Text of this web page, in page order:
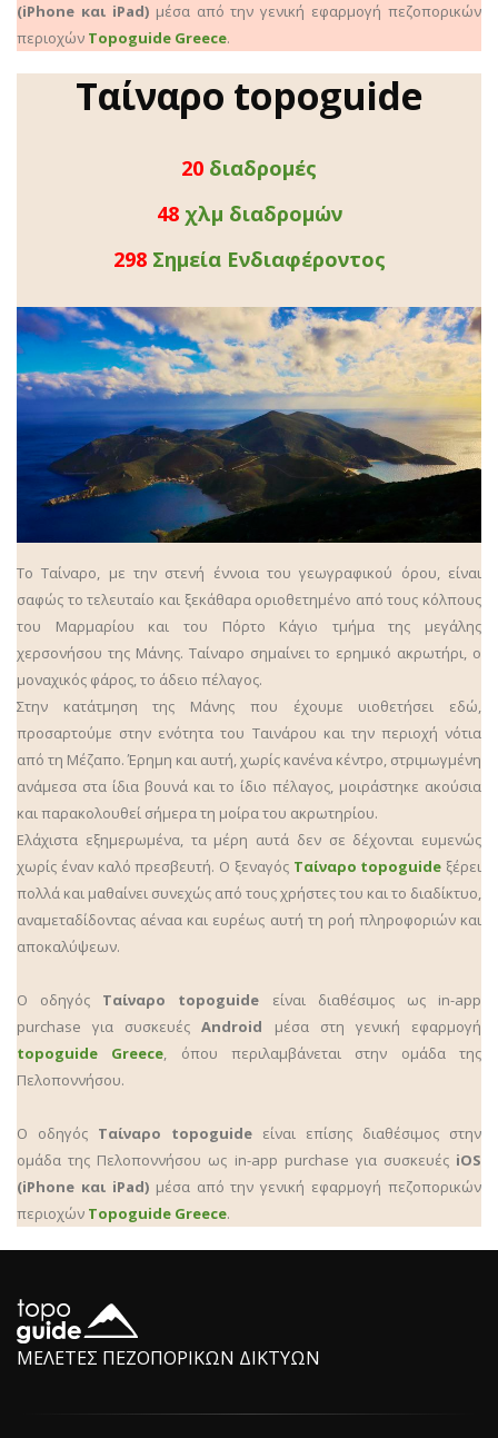
(iPhone και iPad)μέσα από την γενική εφαρμογή πεζοπορικών
περιοχών Topoguide Greece.
Ταίναρο topoguide
22 διαδρομές
53χλμ διαδρομών
333Σημεία Ενδιαφέροντος
Το Ταίναρο, με την στενή έννοια του γεωγραφικού όρου, είναι
σαφώς το τελευταίο και ξεκάθαρα οριοθετημένο από τους κόλπους
του Μαρμαρίου και του Πόρτο Κάγιο τμήμα της μεγάλης
χερσονήσου της Μάνης. Ταίναρο σημαίνει το ερημικό ακρωτήρι, ο
μοναχικός φάρος, το άδειο πέλαγος.
Στην κατάτμηση της Μάνης που έχουμε υιοθετήσει εδώ,
προσαρτούμε στην ενότητα του Ταινάρου και την περιοχή νότια
από τη Μέζαπο. Έρημη και αυτή, χωρίς κανένα κέντρο, στριμωγμένη
ανάμεσα στα ίδια βουνά και το ίδιο πέλαγος, μοιράστηκε ακούσια
και παρακολουθεί σήμερα τη μοίρα του ακρωτηρίου.
Ελάχιστα εξημερωμένα, τα μέρη αυτά δεν σε δέχονται ευμενώς
χωρίς έναν καλό πρεσβευτή. Ο ξεναγός Ταίναρο topoguide ξέρει
πολλά και μαθαίνει συνεχώς από τους χρήστες του και το διαδίκτυο,
αναμεταδίδοντας αέναα και ευρέως αυτή τη ροή πληροφοριών και
αποκαλύψεων.
Ο οδηγός Ταίναρο topoguide είναι διαθέσιμος ως in-app
purchase για συσκευέςAndroid μέσα στη γενική εφαρμογή
topoguide Greece, όπου περιλαμβάνεται στην ομάδα της
Πελοποννήσου.
Ο οδηγός Ταίναρο topoguide είναι επίσης διαθέσιμος στην
ομάδα της Πελοποννήσου ως in-app purchase για συσκευές iOS
(iPhone και iPad)μέσα από την γενική εφαρμογή πεζοπορικών
περιοχών Topoguide Greece.
ΜΕΛΕΤΕΣ ΠΕΖΟΠΟΡΙΚΩΝ ΔΙΚΤΥΩΝ